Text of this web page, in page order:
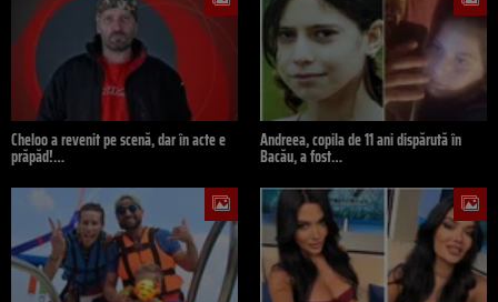
Cheloo a revenit pe scenă, dar în acte e
prăpăd!…
Andreea, copila de 11 ani dispărută în
Bacău, a fost…